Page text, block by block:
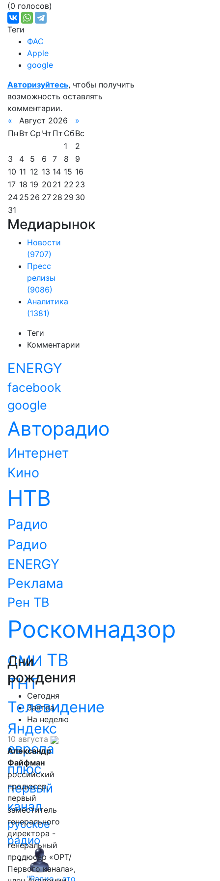
(0 голосов)
Теги
ФАС
Apple
google
Авторизуйтесь, чтобы получить
возможность оставлять
комментарии.
«
Август 2026
»
Пн Вт Ср Чт Пт СбВс
1
2
3
4 5 6 7 8
9
10 11 12 13 14 15 16
17 18 19 20 21 22 23
24 25 26 27 28 29 30
31
Медиарынок
Новости
(9707)
Пресс
релизы
(9086)
Аналитика
(1381)
Теги
Комментарии
ENERGY
facebook
google
Авторадио
Интернет
Кино
НТВ
Радио
Радио
ENERGY
Реклама
Рен ТВ
Роскомнадзор
СМИ ТВ
ТНТ
Телевидение
Яндекс
европа
плюс
первый
канал
русское
радио
"Радио - это
Дни
рождения
Сегодня
Завтра
На неделю
10 августа
Александр
Файфман
российский
продюсер,
первый
заместитель
генерального
директора -
генеральный
продюсер «ОРТ/
Первого канала»,